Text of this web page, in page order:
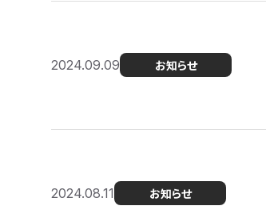
2024.09.09 お知らせ
2024.08.11 お知らせ